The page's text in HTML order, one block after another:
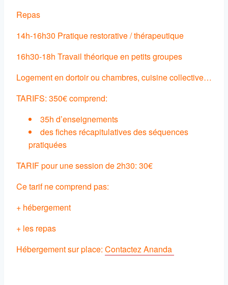
Repas
14h-16h30 Pratique restorative / thérapeutique
16h30-18h Travail théorique en petits groupes
Logement en dortoir ou chambres, cuisine collective…
TARIFS: 350€ comprend:
35h d’enseignements
des fiches récapitulatives des séquences
pratiquées
TARIF pour une session de 2h30: 30€
Ce tarif ne comprend pas:
+ hébergement
+ les repas
Hébergement sur place: Contactez Ananda